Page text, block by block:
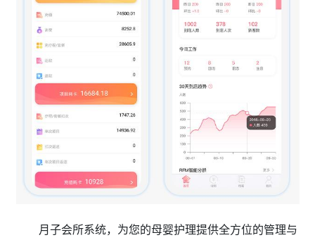
月子会所系统，为您的母婴护理提供全方位的管理与